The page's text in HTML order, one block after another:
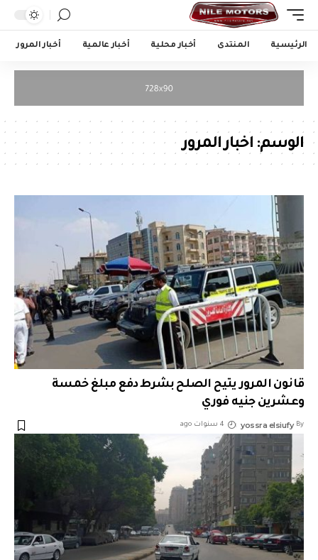
الرئيسية المنتدى أخبار محلية أخبار عالمية أخبار المرور
الوسم: اخبار المرور
قانون المرور يتيح الصلح بشرط دفع مبلغ خمسة
وعشرين جنيه فوري
By
yossra elsiufy 4 سنوات ago